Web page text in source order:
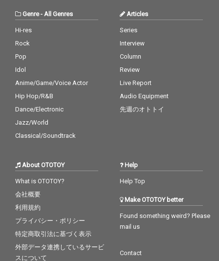
Genre- All Genres
Hi-res
Rock
Pop
Idol
Anime/Game/Voice Actor
Hip Hop/R&B
Dance/Electronic
Jazz/World
Classical/Soundtrack
Articles
Series
Interview
Column
Review
Live Report
Audio Equipment
先週のオトトイ
About OTOTOY
What is OTOTOY?
会社概要
利用規約
プライバシー・ポリシー
特定商取引法に基づく表示
外部データ連携しているサービ
スについて
Help
Help Top
Make OTOTOY better
Found something weird? Please
mail us
Contact